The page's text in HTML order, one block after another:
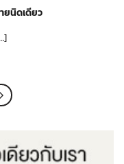
ยนิดเดียว